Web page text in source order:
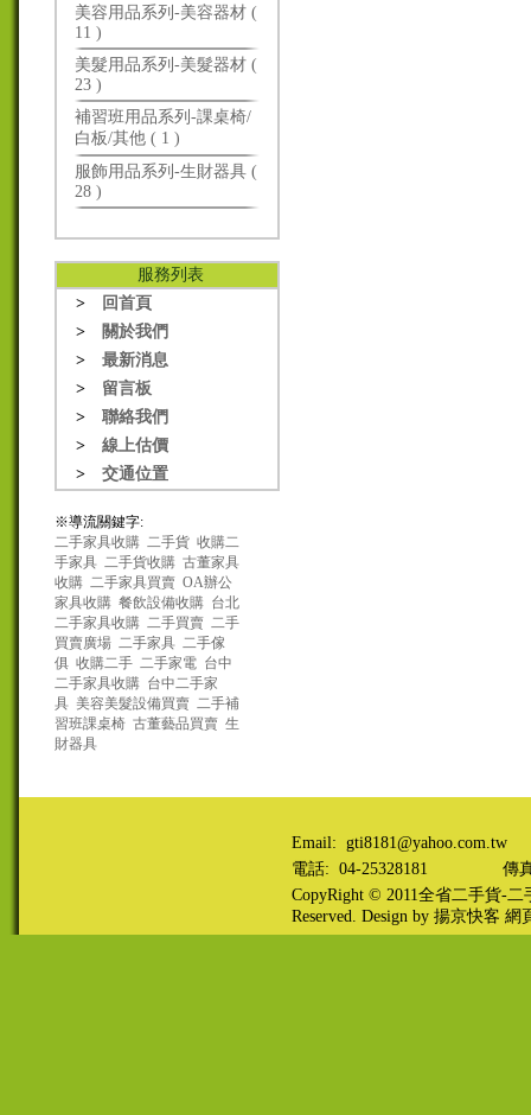
美容用品系列-美容器材 (
11 )
美髮用品系列-美髮器材 (
23 )
補習班用品系列-課桌椅/
白板/其他 ( 1 )
服飾用品系列-生財器具 (
28 )
服務列表
>
回首頁
>
關於我們
> 最新消息
> 留言板
> 聯絡我們
> 線上估價
> 交通位置
※導流關鍵字:
二手家具收購 二手貨 收購二
手家具 二手貨收購 古董家具
收購 二手家具買賣 OA辦公
家具收購 餐飲設備收購 台北
二手家具收購 二手買賣 二手
買賣廣場 二手家具 二手傢
俱 收購二手 二手家電 台中
二手家具收購 台中二手家
具 美容美髮設備買賣 二手補
習班課桌椅 古董藝品買賣 生
財器具
Email: gti8181@yahoo.com.tw
電話: 04-25328181
傳
CopyRight © 2011全省二手貨-二
Reserved. Design by 揚京快客 網